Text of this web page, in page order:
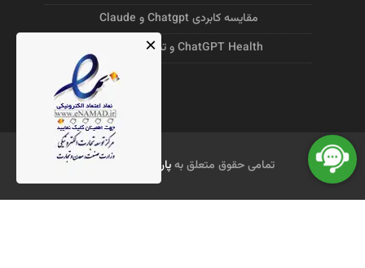
مقایسه کابردی Chatgpt و Claude
ChatGPT Health و تشخیص پزشکی
تمامی حقوق متعلق بهپارس اسکن
×